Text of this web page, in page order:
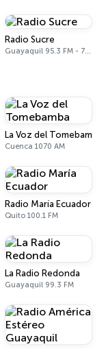
Radio Sucre
Guayaquil 95.3 FM - 700 AM
La Voz del Tomebamba
Cuenca 1070 AM
Radio María Ecuador
Quito 100.1 FM
La Radio Redonda
Guayaquil 99.3 FM